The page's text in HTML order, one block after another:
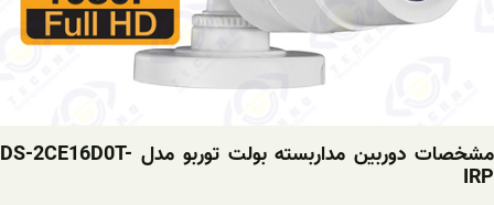
مشخصات دوربین مداربسته بولت توربو مدل DS-2CE16D0T-
IRP